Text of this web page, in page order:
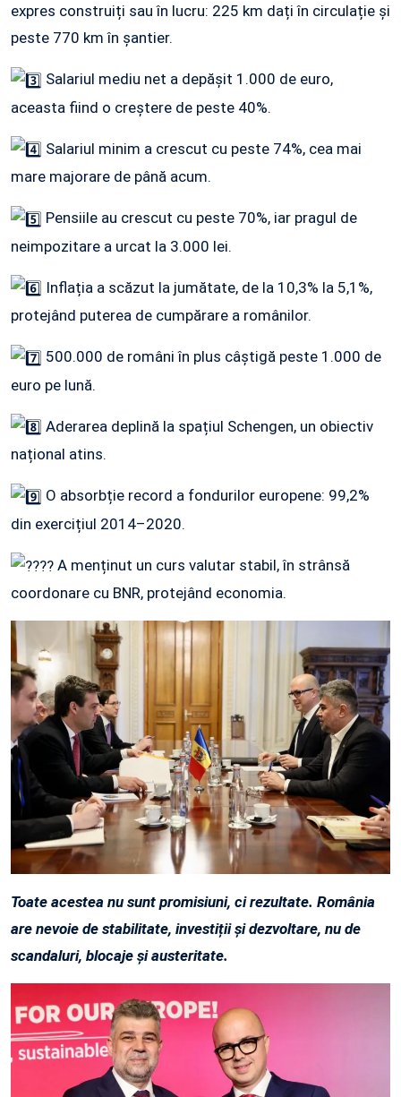
expres construiți sau în lucru: 225 km dați în circulație și
peste 770 km în șantier.
Salariul mediu net a depășit 1.000 de euro,
aceasta fiind o creștere de peste 40%.
Salariul minim a crescut cu peste 74%, cea mai
mare majorare de până acum.
Pensiile au crescut cu peste 70%, iar pragul de
neimpozitare a urcat la 3.000 lei.
Inflația a scăzut la jumătate, de la 10,3% la 5,1%,
protejând puterea de cumpărare a românilor.
500.000 de români în plus câștigă peste 1.000 de
euro pe lună.
Aderarea deplină la spațiul Schengen, un obiectiv
național atins.
O absorbție record a fondurilor europene: 99,2%
din exercițiul 2014–2020.
A menținut un curs valutar stabil, în strânsă
coordonare cu BNR, protejând economia.
Toate acestea nu sunt promisiuni, ci rezultate. România
are nevoie de stabilitate, investiții și dezvoltare, nu de
scandaluri, blocaje și austeritate.